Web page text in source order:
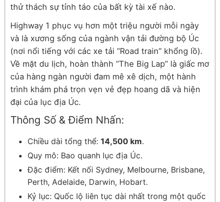
thử thách sự tỉnh táo của bất kỳ tài xế nào.
Highway 1 phục vụ hơn một triệu người mỗi ngày
và là xương sống của ngành vận tải đường bộ Úc
(nơi nổi tiếng với các xe tải “Road train” khổng lồ).
Về mặt du lịch, hoàn thành “The Big Lap” là giấc mơ
của hàng ngàn người đam mê xê dịch, một hành
trình khám phá trọn vẹn vẻ đẹp hoang dã và hiện
đại của lục địa Úc.
Thông Số & Điểm Nhấn:
Chiều dài tổng thể: 14,500 km.
Quy mô: Bao quanh lục địa Úc.
Đặc điểm: Kết nối Sydney, Melbourne, Brisbane,
Perth, Adelaide, Darwin, Hobart.
Kỷ lục: Quốc lộ liên tục dài nhất trong một quốc